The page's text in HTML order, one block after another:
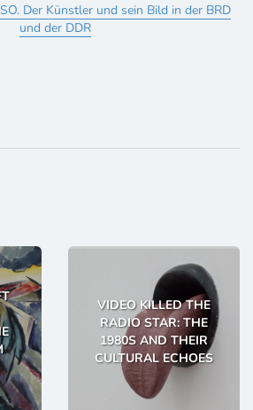
Der Künstler und sein Bild in der BRD
und der DDR
VIDEO KILLED THE
RADIO STAR: THE
1980S AND THEIR
CULTURAL ECHOES